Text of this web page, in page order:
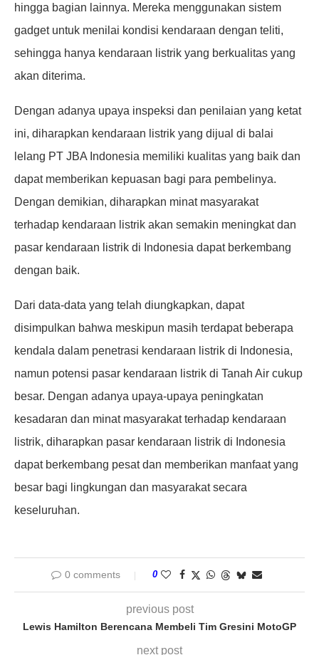
hingga bagian lainnya. Mereka menggunakan sistem
gadget untuk menilai kondisi kendaraan dengan teliti,
sehingga hanya kendaraan listrik yang berkualitas yang
akan diterima.
Dengan adanya upaya inspeksi dan penilaian yang ketat
ini, diharapkan kendaraan listrik yang dijual di balai
lelang PT JBA Indonesia memiliki kualitas yang baik dan
dapat memberikan kepuasan bagi para pembelinya.
Dengan demikian, diharapkan minat masyarakat
terhadap kendaraan listrik akan semakin meningkat dan
pasar kendaraan listrik di Indonesia dapat berkembang
dengan baik.
Dari data-data yang telah diungkapkan, dapat
disimpulkan bahwa meskipun masih terdapat beberapa
kendala dalam penetrasi kendaraan listrik di Indonesia,
namun potensi pasar kendaraan listrik di Tanah Air cukup
besar. Dengan adanya upaya-upaya peningkatan
kesadaran dan minat masyarakat terhadap kendaraan
listrik, diharapkan pasar kendaraan listrik di Indonesia
dapat berkembang pesat dan memberikan manfaat yang
besar bagi lingkungan dan masyarakat secara
keseluruhan.
0 comments 0
previous post
Lewis Hamilton Berencana Membeli Tim Gresini MotoGP
next post